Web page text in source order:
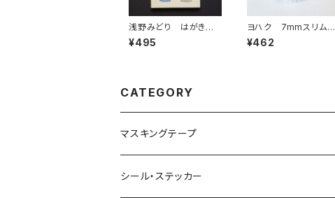
浅野みどり はがき箋1
0枚入り three o'clo
ck ポストカード ハ
¥495
ヨハク 7mmスリムマ
スキングテープ シズカ
ナイロ L-013
¥462
CATEGORY
マスキングテープ
ヨハク
シール・ステッカー